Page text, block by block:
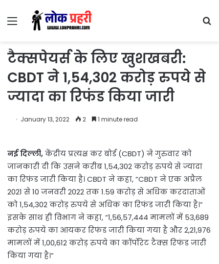
Menu
टैक्सपेयर्स के लिए खुशखबरी:
CBDT ने 1,54,302 करोड़ रुपये से
ज्यादा का रिफंड किया जारी
January 13, 2022 2 1 minute read
नई दिल्ली,केंद्रीय प्रत्यक्ष कर बोर्ड (CBDT) ने गुरुवार को
जानकारी दी कि उसने करीब 1,54,302 करोड़ रुपये से ज्यादा
का रिफंड जारी किया है। CBDT ने कहा, “CBDT ने एक अप्रैल
2021 से 10 जनवरी 2022 तक 1.59 करोड़ से अधिक करदाताओं
को 1,54,302 करोड़ रुपये से अधिक का रिफंड जारी किया है।”
इसके साथ ही विभाग ने कहा, “1,56,57,444 मामलों में 53,689
करोड़ रुपये का आयकर रिफंड जारी किया गया है और 2,21,976
मामलों में 1,00,612 करोड़ रुपये का कॉर्पोरेट टैक्स रिफंड जारी
किया गया है।”